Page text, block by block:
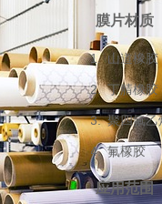
膜片材质
山道橡胶
丁腈橡胶
聚四氟乙
氟橡胶
应用范围